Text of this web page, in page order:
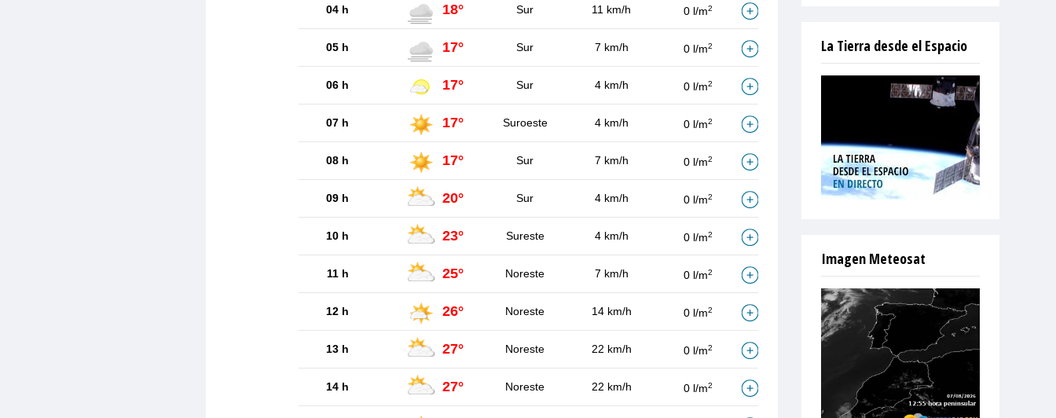
04 h 18° Sur 11 km/h 0 l/m2
05 h 17° Sur 7 km/h 0 l/m2
06 h 17° Sur 4 km/h 0 l/m2
07 h 17° Suroeste 4 km/h 0 l/m2
08 h 17° Sur 7 km/h 0 l/m2
09 h 20° Sur 4 km/h 0 l/m2
10 h 23° Sureste 4 km/h 0 l/m2
11 h 25° Noreste 7 km/h 0 l/m2
12 h 26° Noreste 14 km/h 0 l/m2
13 h 27° Noreste 22 km/h 0 l/m2
14 h 27° Noreste 22 km/h 0 l/m2
La Tierra desde el Espacio
Imagen Meteosat